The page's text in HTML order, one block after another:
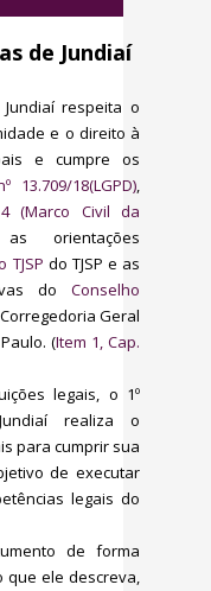
de Jundiaí
respeita o
e o direito à
e cumpre os
13.709/18(LGPD),
(Marco Civil da
orientações
TJSP do TJSP e as
do Conselho
Geral
(Item 1, Cap.
legais, o 1º
realiza o
para cumprir sua
de executar
legais do
de forma
que ele descreva,